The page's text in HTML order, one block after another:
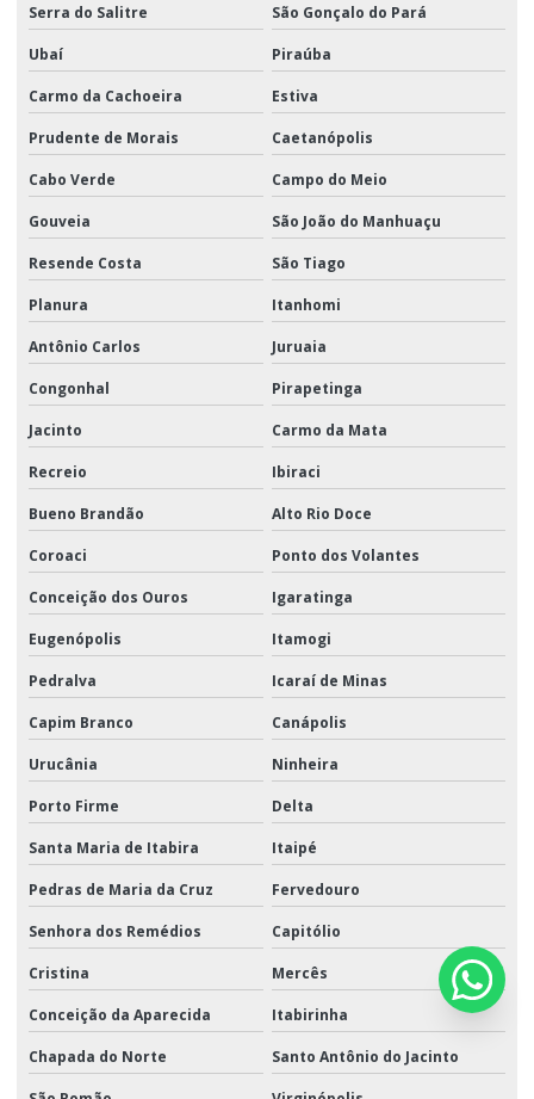
Serra do Salitre São Gonçalo do Pará
Ubaí Piraúba
Carmo da Cachoeira Estiva
Prudente de Morais Caetanópolis
Cabo Verde Campo do Meio
Gouveia São João do Manhuaçu
Resende Costa São Tiago
Planura Itanhomi
Antônio Carlos Juruaia
Congonhal Pirapetinga
Jacinto Carmo da Mata
Recreio Ibiraci
Bueno Brandão Alto Rio Doce
Coroaci Ponto dos Volantes
Conceição dos Ouros Igaratinga
Eugenópolis Itamogi
Pedralva Icaraí de Minas
Capim Branco Canápolis
Urucânia Ninheira
Porto Firme Delta
Santa Maria de Itabira Itaipé
Pedras de Maria da Cruz Fervedouro
Senhora dos Remédios Capitólio
Cristina Mercês
Conceição da Aparecida Itabirinha
Chapada do Norte Santo Antônio do Jacinto